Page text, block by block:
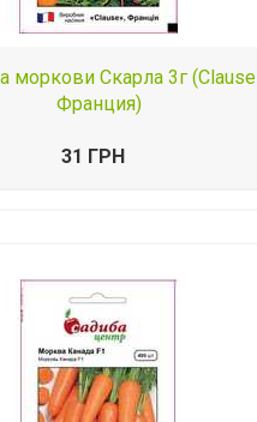
моркови Скарла 3г (Clause
Франция)
31 ГРН